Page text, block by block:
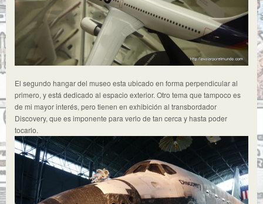
El segundo hangar del museo esta ubicado en forma perpendicular al
primero, y está dedicado al espacio exterior. Otro tema que tampoco es
de mi mayor interés, pero tienen en exhibición al transbordador
Discovery, que es imponente para verlo de tan cerca y hasta poder
tocarlo.